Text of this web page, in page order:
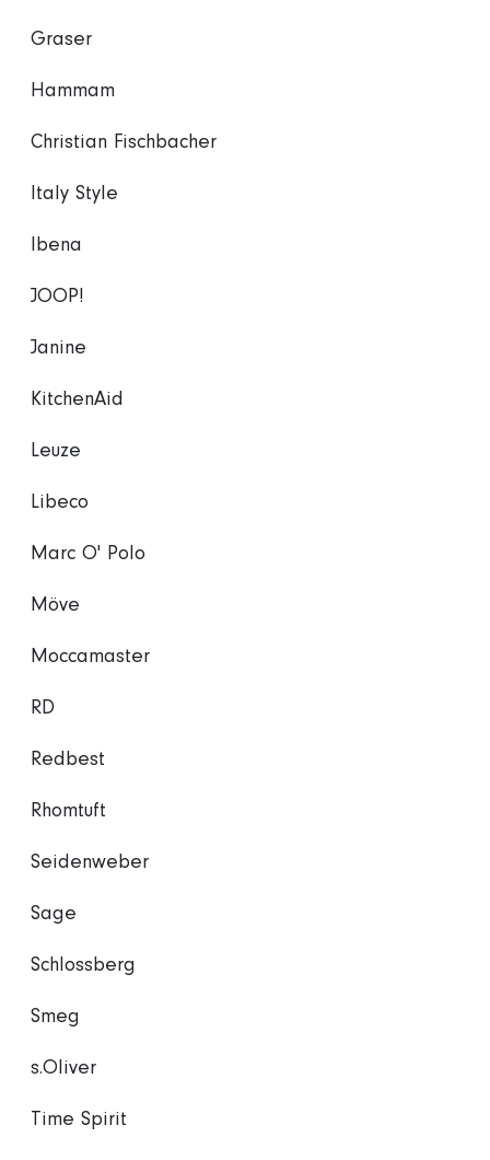
Graser
Hammam
Christian Fischbacher
Italy Style
Ibena
JOOP!
Janine
KitchenAid
Leuze
Libeco
Marc O' Polo
Möve
Moccamaster
RD
Redbest
Rhomtuft
Seidenweber
Sage
Schlossberg
Smeg
s.Oliver
Time Spirit